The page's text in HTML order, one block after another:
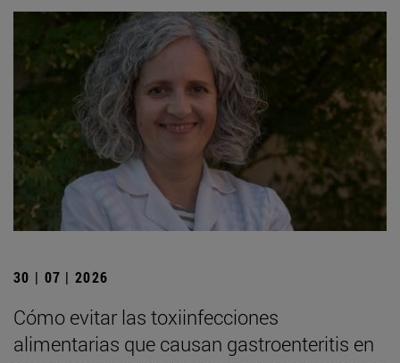
30 | 07 | 2026
Cómo evitar las toxiinfecciones
alimentarias que causan gastroenteritis en